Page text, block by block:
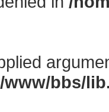
www/bbs/